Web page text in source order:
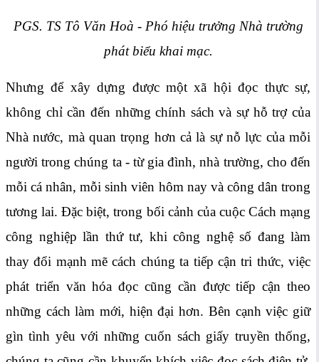
PGS. TS Tô Văn Hoà - Phó hiệu trưởng Nhà trường
phát biểu khai mạc.
Nhưng để xây dựng được một xã hội đọc thực sự,
không chỉ cần đến những chính sách và sự hỗ trợ của
Nhà nước, mà quan trọng hơn cả là sự nỗ lực của mỗi
người trong chúng ta - từ gia đình, nhà trường, cho đến
mỗi cá nhân, mỗi sinh viên hôm nay và công dân trong
tương lai. Đặc biệt, trong bối cảnh của cuộc Cách mạng
công nghiệp lần thứ tư, khi công nghệ số đang làm
thay đổi mạnh mẽ cách chúng ta tiếp cận tri thức, việc
phát triển văn hóa đọc cũng cần được tiếp cận theo
những cách làm mới, hiện đại hơn. Bên cạnh việc giữ
gìn tình yêu với những cuốn sách giấy truyền thống,